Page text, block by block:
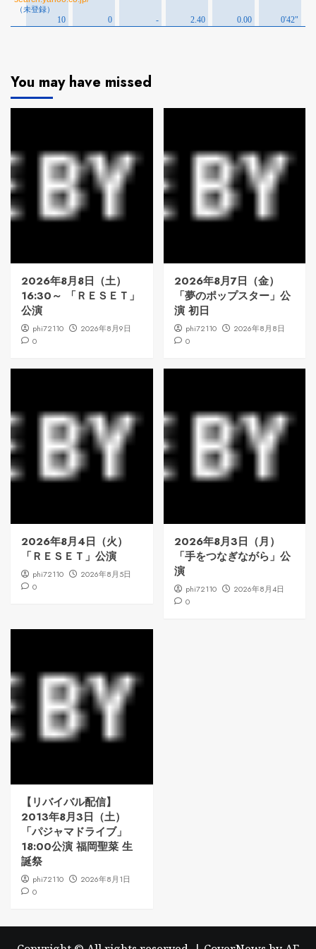
You may have missed
2026年8月8日（土）
16:30～ 「ＲＥＳＥＴ」
公演
phi72110
2026年8月9日
0
2026年8月7日（金）
「夢のポップスター」公
演 初日
phi72110
2026年8月8日
0
2026年8月4日（火）
「ＲＥＳＥＴ」公演
phi72110
2026年8月5日
0
2026年8月3日（月）
「手をつなぎながら」公
演
phi72110
2026年8月4日
0
【リバイバル配信】
2013年8月3日（土）
「パジャマドライブ」
18:00公演 福岡聖菜 生
誕祭
phi72110
2026年8月1日
0